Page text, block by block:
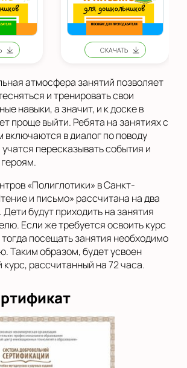
атмосфера занятий позволяет
и тренировать свои
навыки, а значит, и к доске в
проще выйти. Ребята на занятиях с
включаются в диалог по поводу
пересказывать события и
«Полиглотики» в Санкт-
и письмо» рассчитана на два
Дети будут приходить на занятия
Если же требуется освоить курс
тогда посещать занятия необходимо
Таким образом, будет усвоен
курс, рассчитанный на 72 часа.